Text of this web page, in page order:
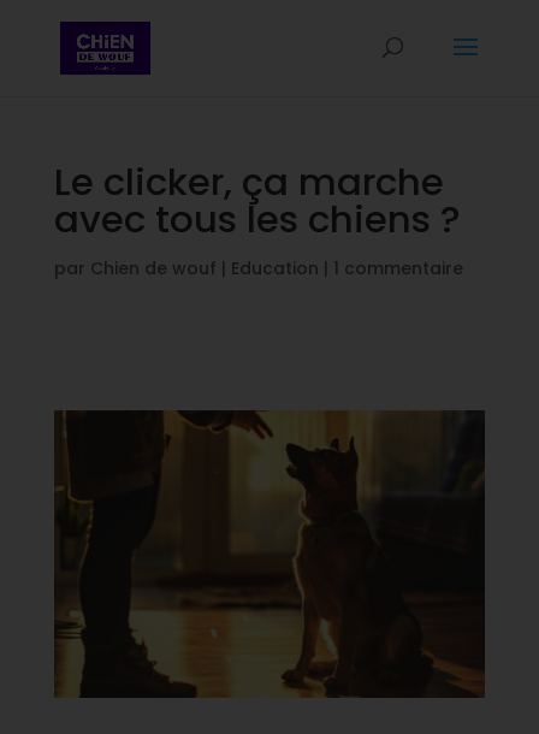
Le clicker, ça marche
avec tous les chiens ?
par Chien de wouf | Education | 1 commentaire